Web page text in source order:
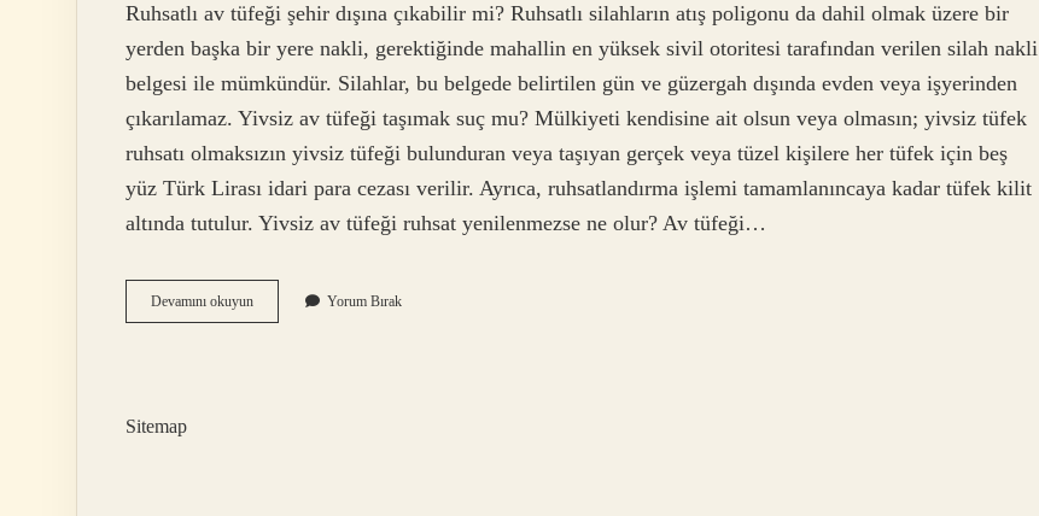
Ruhsatlı av tüfeği şehir dışına çıkabilir mi? Ruhsatlı silahların atış poligonu da dahil olmak üzere bir
yerden başka bir yere nakli, gerektiğinde mahallin en yüksek sivil otoritesi tarafından verilen silah nakli
belgesi ile mümkündür. Silahlar, bu belgede belirtilen gün ve güzergah dışında evden veya işyerinden
çıkarılamaz. Yivsiz av tüfeği taşımak suç mu? Mülkiyeti kendisine ait olsun veya olmasın; yivsiz tüfek
ruhsatı olmaksızın yivsiz tüfeği bulunduran veya taşıyan gerçek veya tüzel kişilere her tüfek için beş
yüz Türk Lirası idari para cezası verilir. Ayrıca, ruhsatlandırma işlemi tamamlanıncaya kadar tüfek kilit
altında tutulur. Yivsiz av tüfeği ruhsat yenilenmezse ne olur? Av tüfeği…
Devamını okuyunRuhsatlı
Yivsiz
Yorum Bırak
Sitemap